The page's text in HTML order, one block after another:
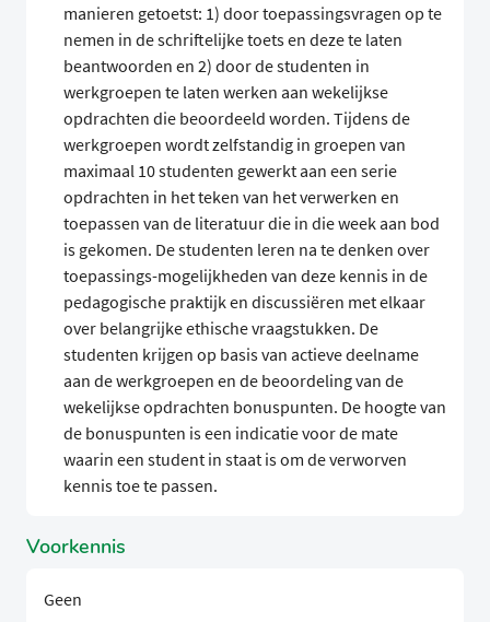
manieren getoetst: 1) door toepassingsvragen op te
nemen in de schriftelijke toets en deze te laten
beantwoorden en 2) door de studenten in
werkgroepen te laten werken aan wekelijkse
opdrachten die beoordeeld worden. Tijdens de
werkgroepen wordt zelfstandig in groepen van
maximaal 10 studenten gewerkt aan een serie
opdrachten in het teken van het verwerken en
toepassen van de literatuur die in die week aan bod
is gekomen. De studenten leren na te denken over
toepassings-mogelijkheden van deze kennis in de
pedagogische praktijk en discussiëren met elkaar
over belangrijke ethische vraagstukken. De
studenten krijgen op basis van actieve deelname
aan de werkgroepen en de beoordeling van de
wekelijkse opdrachten bonuspunten. De hoogte van
de bonuspunten is een indicatie voor de mate
waarin een student in staat is om de verworven
kennis toe te passen.
Voorkennis
Geen